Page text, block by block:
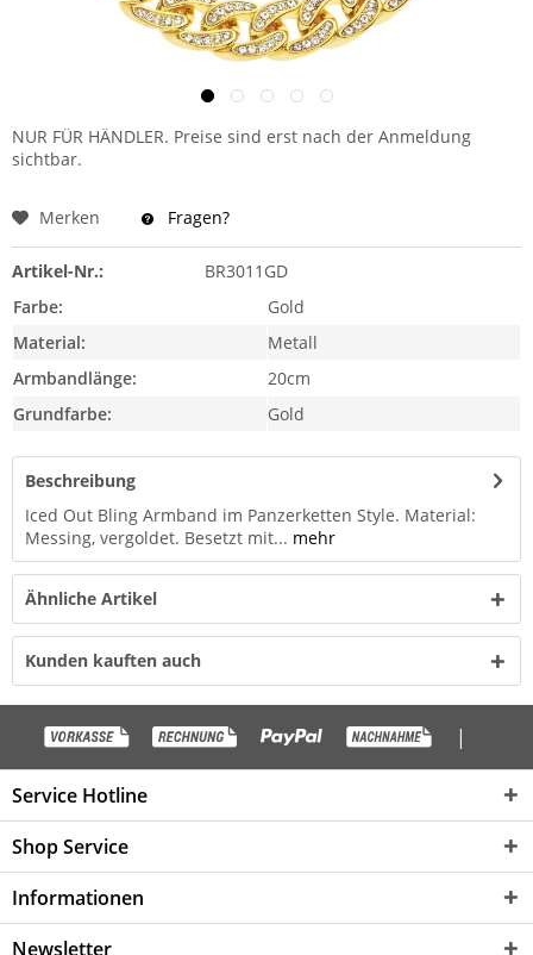
NUR FÜR HÄNDLER. Preise sind erst nach der Anmeldung
sichtbar.
Merken Fragen?
Artikel-Nr.:
BR3011GD
Farbe:
Gold
Material:
Metall
Armbandlänge:
20cm
Grundfarbe:
Gold
Beschreibung
Iced Out Bling Armband im Panzerketten Style. Material:
Messing, vergoldet. Besetzt mit... mehr
Ähnliche Artikel
Kunden kauften auch
|
Service Hotline
Shop Service
Informationen
Newsletter